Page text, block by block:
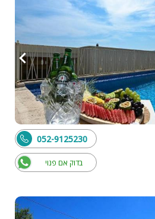
בדוק אם פנוי
052-9125230